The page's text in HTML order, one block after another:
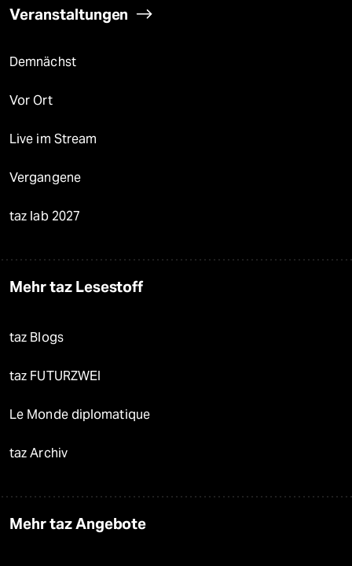
Veranstaltungen
Demnächst
Vor Ort
Live im Stream
Vergangene
taz lab 2027
Mehr taz Lesestoff
taz Blogs
taz FUTURZWEI
Le Monde diplomatique
taz Archiv
Mehr taz Angebote